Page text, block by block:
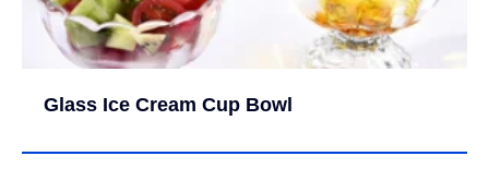
Glass Ice Cream Cup Bowl